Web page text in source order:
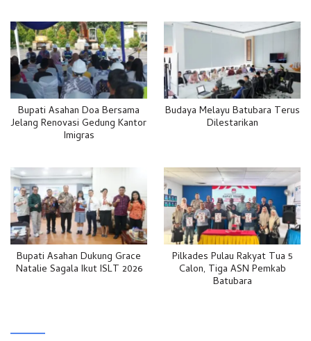
Bupati Asahan Doa Bersama
Jelang Renovasi Gedung Kantor
Imigras
Budaya Melayu Batubara Terus
Dilestarikan
Bupati Asahan Dukung Grace
Natalie Sagala Ikut ISLT 2026
Pilkades Pulau Rakyat Tua 5
Calon, Tiga ASN Pemkab
Batubara